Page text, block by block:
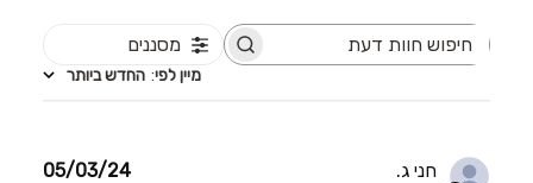
חיפוש
מסננים
מיין לפי: החדש ביותר
חני ג. 05/03/24